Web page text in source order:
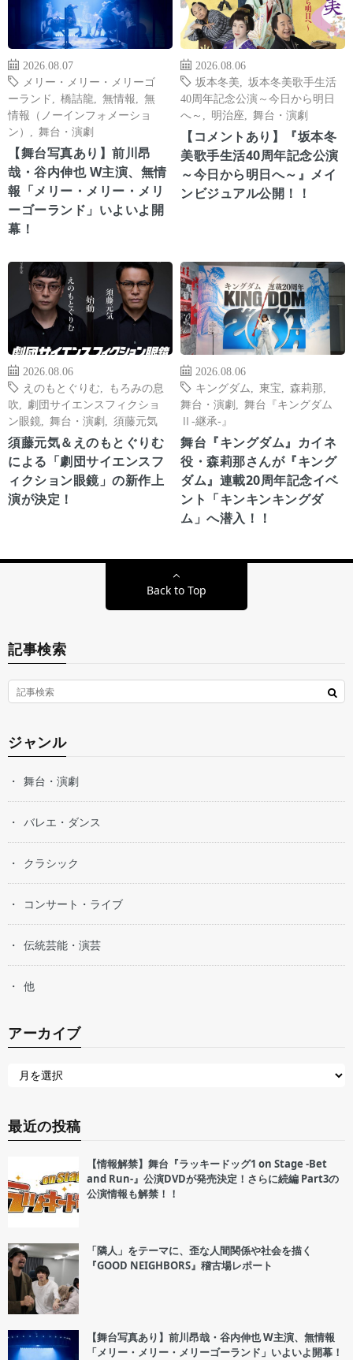
2026.08.07
メリー・メリー・メリーゴ
ーランド
橋詰龍 無情報
無
情報（ノーインフォメーショ
ン）
舞台・演劇
【舞台写真あり】前川昂
哉・谷内伸也 W主演、無情
報「メリー・メリー・メリ
ーゴーランド」いよいよ開
幕！
2026.08.06
坂本冬美
坂本冬美歌手生活
40周年記念公演～今日から明日
へ～
明治座 舞台・演劇
【コメントあり】『坂本冬
美歌手生活40周年記念公演
～今日から明日へ～』メイ
ンビジュアル公開！！
2026.08.06
えのもとぐりむ
もろみの息
吹
劇団サイエンスフィクショ
ン眼鏡
舞台・演劇 須藤元気
須藤元気＆えのもとぐりむ
による「劇団サイエンスフ
ィクション眼鏡」の新作上
演が決定！
2026.08.06
キングダム
東宝 森莉那
舞台・演劇
舞台『キングダム
Ⅱ-継承-』
舞台『キングダム』カイネ
役・森莉那さんが『キング
ダム』連載20周年記念イベ
ント「キンキンキングダ
ム」へ潜入！！
Back to Top
記事検索
ジャンル
舞台・演劇
バレエ・ダンス
クラシック
コンサート・ライブ
伝統芸能・演芸
他
アーカイブ
最近の投稿
【情報解禁】舞台『ラッキードッグ1 on Stage -Bet
and Run-』公演DVDが発売決定！さらに続編 Part3の
公演情報も解禁！！
「隣人」をテーマに、歪な人間関係や社会を描く
『GOOD NEIGHBORS』稽古場レポート
【舞台写真あり】前川昂哉・谷内伸也 W主演、無情報
「メリー・メリー・メリーゴーランド」いよいよ開幕！